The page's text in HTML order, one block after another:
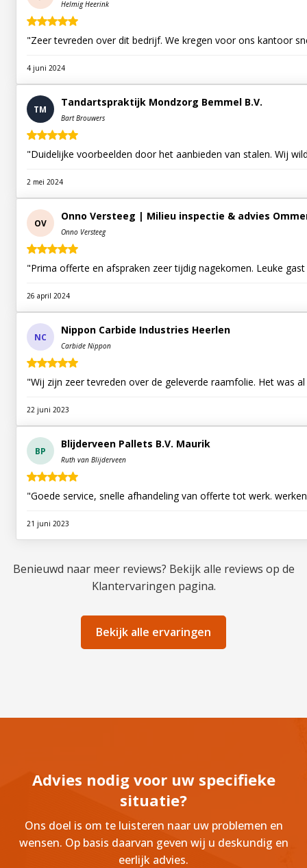
Helmig Heerink
"Zeer tevreden over dit bedrijf. We kregen voor ons kantoor
4 juni 2024
TM
Tandartspraktijk Mondzorg Bemmel B.V.
Bart Brouwers
"Duidelijke voorbeelden door het aanbieden van stalen. Wij
2 mei 2024
OV
Onno Versteeg | Milieu inspectie & advies
Onno Versteeg
26 april 2024
NC
Nippon Carbide Industries Heerlen
Carbide Nippon
"Wij zijn zeer tevreden over de geleverde raamfolie. Het was
22 juni 2023
BP
Blijderveen Pallets B.V. Maurik
Ruth van Blijderveen
"Goede service, snelle afhandeling van offerte tot werk.
21 juni 2023
Benieuwd naar meer reviews? Bekijk alle reviews op de
Klantervaringen pagina.
Bekijk alle ervaringen
Advies nodig voor uw specifieke
situatie?
Ons doel is om te luisteren naar uw problemen en
wensen. Op basis daarvan geven wij u deskundig en
eerlijk advies.